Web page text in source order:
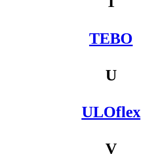
TEBO
U
ULOflex
V